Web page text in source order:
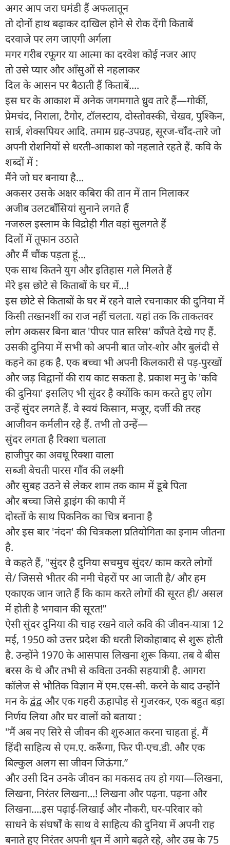
अगर आप जरा घमंडी हैं अफलातून
तो दोनों हाथ बढ़ाकर दाखिल होने से रोक देंगी किताबें
दरवाजे पर लग जाएगी अर्गला
मगर गरीब रफूगर या आत्मा का दरवेश कोई नजर आए
तो उसे प्यार और आँसुओं से नहलाकर
दिल के आसन पर बैठाती हैं किताबें....
इस घर के आकाश में अनेक जगमगाते ध्रुव तारे हैं—गोर्की,
प्रेमचंद, निराला, टैगोर, टॉलस्टाय, दोस्तोवस्की, चेखव, पुश्किन,
सार्त्र, शेक्सपियर आदि. तमाम ग्रह-उपग्रह, सूरज-चाँद-तारे जो
अपनी रोशनियों से धरती-आकाश को नहलाते रहते हैं. कवि के
शब्दों में :
मैंने जो घर बनाया है...
अकसर उसके अक्षर कबिरा की तान में तान मिलाकर
अजीब उलटबाँसियां सुनाने लगते हैं
नजरुल इस्लाम के विद्रोही गीत वहां सुलगते हैं
दिलों में तूफान उठाते
और मैं चौंक पड़ता हूं...
एक साथ कितने युग और इतिहास गले मिलते हैं
मेरे इस छोटे से किताबों के घर में...!
इस छोटे से किताबों के घर में रहने वाले रचनाकार की दुनिया में
किसी तख्तनशीं का राज नहीं चलता. यहां तक कि ताकतवर
लोग अकसर बिना बात 'पीपर पात सरिस' काँपते देखे गए हैं.
उसकी दुनिया में सभी को अपनी बात जोर-शोर और बुलंदी से
कहने का हक है. एक बच्चा भी अपनी किलकारी से पड़-पुरखों
और जड़ विद्वानों की राय काट सकता है. प्रकाश मनु के 'कवि
की दुनिया' इसलिए भी सुंदर है क्योंकि काम करते हुए लोग
उन्हें सुंदर लगते हैं. वे स्वयं किसान, मजूर, दर्जी की तरह
आजीवन कर्मलीन रहे हैं. तभी तो उन्हें—
सुंदर लगता है रिक्शा चलाता
हाजीपुर का अवधू रिक्शा वाला
सब्जी बेचती पारस गाँव की लक्ष्मी
और सुबह उठने से लेकर शाम तक काम में डूबे पिता
और बच्चा जिसे ड्राइंग की कापी में
दोस्तों के साथ पिकनिक का चित्र बनाना है
और इस बार 'नंदन' की चित्रकला प्रतियोगिता का इनाम जीतना
है.
वे कहते हैं, "सुंदर है दुनिया सचमुच सुंदर/ काम करते लोगों
से/ जिससे भीतर की नमी चेहरों पर आ जाती है/ और हम
एकाएक जान जाते हैं कि काम करते लोगों की सूरत ही/ असल
में होती है भगवान की सूरत!”
ऐसी सुंदर दुनिया की चाह रखने वाले कवि की जीवन-यात्रा 12
मई, 1950 को उत्तर प्रदेश की धरती शिकोहाबाद से शुरू होती
है. उन्होंने 1970 के आसपास लिखना शुरू किया. तब वे बीस
बरस के थे और तभी से कविता उनकी सहयात्री है. आगरा
कॉलेज से भौतिक विज्ञान में एम.एस-सी. करने के बाद उन्होंने
मन के द्वंद्व और एक गहरी ऊहापोह से गुजरकर, एक बहुत बड़ा
निर्णय लिया और घर वालों को बताया :
"मैं अब नए सिरे से जीवन की शुरुआत करना चाहता हूं. मैं
हिंदी साहित्य से एम.ए. करूँगा, फिर पी-एच.डी. और एक
बिल्कुल अलग सा जीवन जिऊंगा.”
और उसी दिन उनके जीवन का मकसद तय हो गया—लिखना,
लिखना, निरंतर लिखना...! लिखना और पढ़ना. पढ़ना और
लिखना....इस पढ़ाई-लिखाई और नौकरी, घर-परिवार को
साधने के संघर्षों के साथ वे साहित्य की दुनिया में अपनी राह
बनाते हुए निरंतर अपनी धुन में आगे बढ़ते रहे, और उम्र के 75